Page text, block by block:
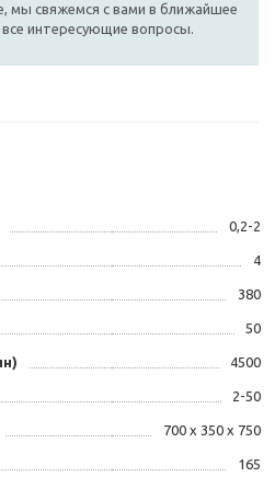
мы свяжемся с вами в ближайшее
интересующие вопросы.
0,2-2
4
380
50
4500
2-50
700 х 350 х 750
165